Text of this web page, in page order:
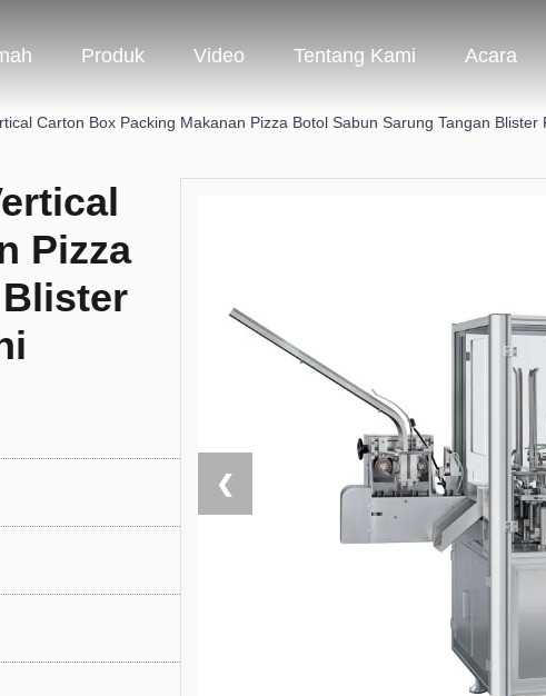
Produk Video Tentang Kami Acara
Carton Box Packing Makanan Pizza Botol Sabun Sarung Tangan
❮
Pizza